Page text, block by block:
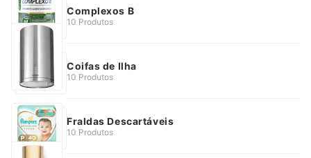
Complexos B
10 Produtos
Coifas de Ilha
10 Produtos
Fraldas Descartáveis
10 Produtos